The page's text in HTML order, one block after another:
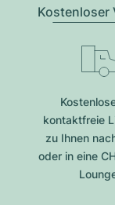
Kostenloser
kontaktfreie
zu Ihnen
oder in eine